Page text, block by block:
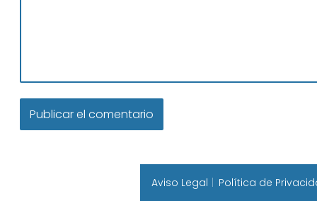
Aviso Legal Política de